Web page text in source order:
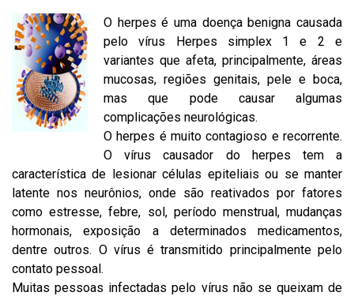
O herpes é uma doença benigna causada
pelo vírus Herpes simplex 1 e 2 e
variantes que afeta, principalmente, áreas
mucosas, regiões genitais, pele e boca,
mas que pode causar algumas
complicações neurológicas.
O herpes é muito contagioso e recorrente.
O vírus causador do herpes tem a
característica de lesionar células epiteliais ou se manter
latente nos neurônios, onde são reativados por fatores
como estresse, febre, sol, período menstrual, mudanças
hormonais, exposição a determinados medicamentos,
dentre outros. O vírus é transmitido principalmente pelo
contato pessoal.
Muitas pessoas infectadas pelo vírus não se queixam de